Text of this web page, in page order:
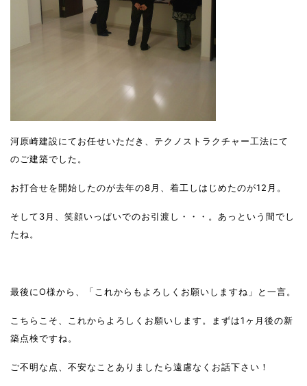
河原崎建設にてお任せいただき、テクノストラクチャー工法にて
のご建築でした。
お打合せを開始したのが去年の8月、着工しはじめたのが12月。
そして3月、笑顔いっぱいでのお引渡し・・・。あっという間でし
たね。
最後にO様から、「これからもよろしくお願いしますね」と一言。
こちらこそ、これからよろしくお願いします。まずは1ヶ月後の新
築点検ですね。
ご不明な点、不安なことありましたら遠慮なくお話下さい！